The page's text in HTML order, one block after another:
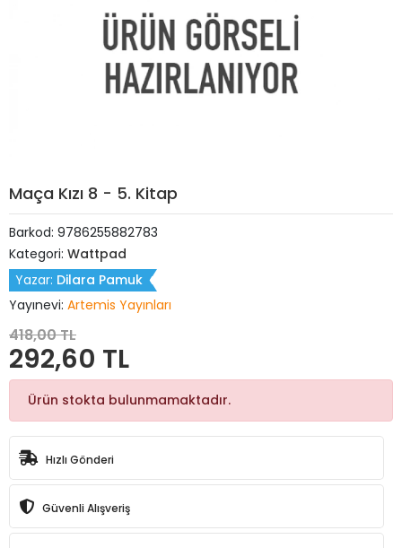
Maça Kızı 8 - 5. Kitap
Barkod: 9786255882783
Kategori: Wattpad
Yazar: Dilara Pamuk
Yayınevi: Artemis Yayınları
418,00 TL
292,60 TL
Ürün stokta bulunmamaktadır.
Hızlı Gönderi
Güvenli Alışveriş